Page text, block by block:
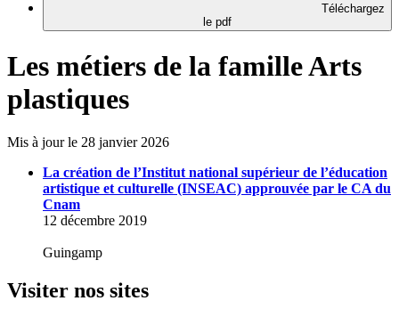
Téléchargez
le pdf
Les métiers de la famille Arts
plastiques
Mis à jour le 28 janvier 2026
La création de l’Institut national supérieur de l’éducation
artistique et culturelle (INSEAC) approuvée par le CA du
Cnam
12 décembre 2019
Guingamp
Visiter nos sites